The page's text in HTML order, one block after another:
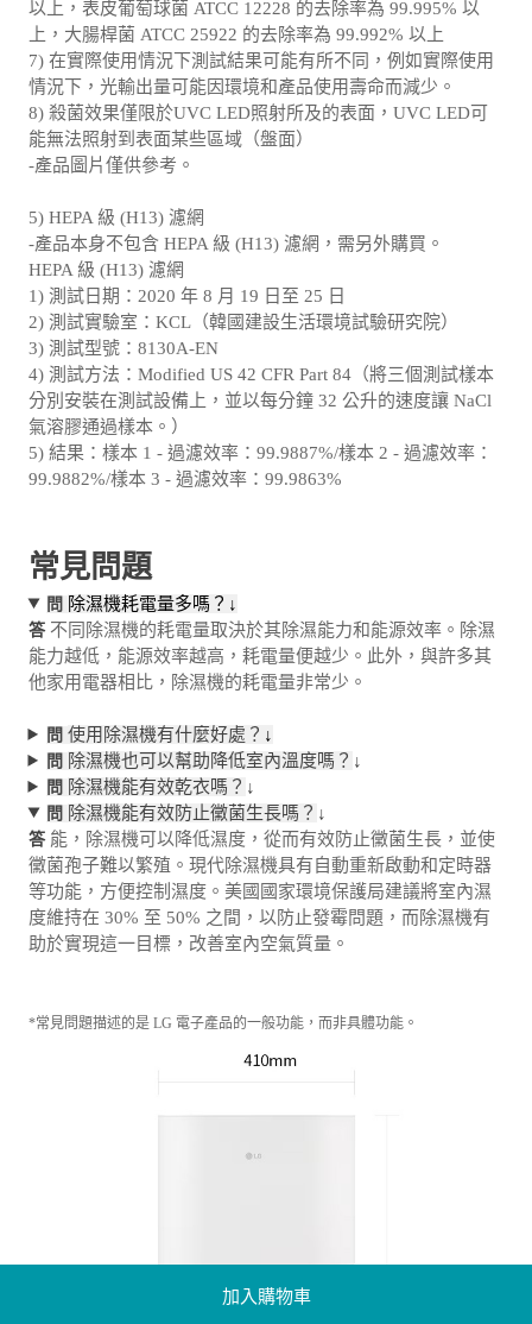
加入購物車
以上，表皮葡萄球菌 ATCC 12228 的去除率為 99.995% 以
上，大腸桿菌 ATCC 25922 的去除率為 99.992% 以上
7) 在實際使用情況下測試結果可能有所不同，例如實際使用
情況下，光輸出量可能因環境和產品使用壽命而減少。
8) 殺菌效果僅限於UVC LED照射所及的表面，UVC LED可
能無法照射到表面某些區域（盤面）
-產品圖片僅供參考。
5) HEPA 級 (H13) 濾網
-產品本身不包含 HEPA 級 (H13) 濾網，需另外購買。
HEPA 級 (H13) 濾網
1) 測試日期：2020 年 8 月 19 日至 25 日
2) 測試實驗室：KCL（韓國建設生活環境試驗研究院）
3) 測試型號：8130A-EN
4) 測試方法：Modified US 42 CFR Part 84（將三個測試樣本
分別安裝在測試設備上，並以每分鐘 32 公升的速度讓 NaCl
氣溶膠通過樣本。）
5) 結果：樣本 1 - 過濾效率：99.9887%/樣本 2 - 過濾效率：
99.9882%/樣本 3 - 過濾效率：99.9863%
常見問題
問 除濕機耗電量多嗎？↓
答 不同除濕機的耗電量取決於其除濕能力和能源效率。除濕
能力越低，能源效率越高，耗電量便越少。此外，與許多其
他家用電器相比，除濕機的耗電量非常少。
問使用除濕機有什麼好處？ ↓
問 除濕機也可以幫助降低室內溫度嗎？ ↓
問 除濕機能有效乾衣嗎？ ↓
問 除濕機能有效防止黴菌生長嗎？ ↓
答 能，除濕機可以降低濕度，從而有效防止黴菌生長，並使
黴菌孢子難以繁殖。現代除濕機具有自動重新啟動和定時器
等功能，方便控制濕度。美國國家環境保護局建議將室內濕
度維持在 30% 至 50% 之間，以防止發霉問題，而除濕機有
助於實現這一目標，改善室內空氣質量。
*常見問題描述的是 LG 電子產品的一般功能，而非具體功能。